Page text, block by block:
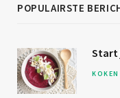
POPULAIRSTE
Start
KOKEN